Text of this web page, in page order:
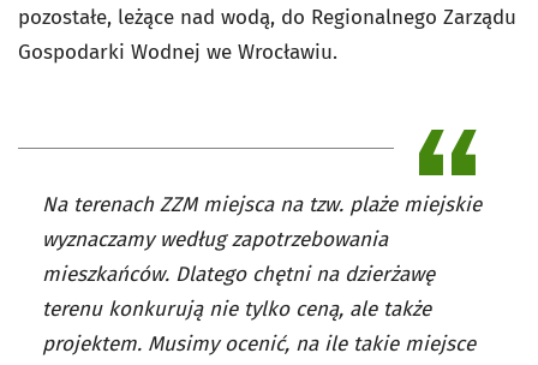
pozostałe, leżące nad wodą, do Regionalnego Zarządu
Gospodarki Wodnej we Wrocławiu.
Na terenach ZZM miejsca na tzw. plaże miejskie
wyznaczamy według zapotrzebowania
mieszkańców. Dlatego chętni na dzierżawę
terenu konkurują nie tylko ceną, ale także
projektem. Musimy ocenić, na ile takie miejsce